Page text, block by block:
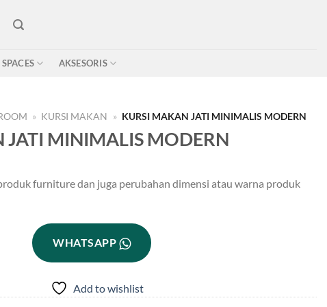
AKSESORIS
» KURSI MAKAN » KURSI MAKAN JATI MINIMALIS MODERN
JATI MINIMALIS MODERN
furniture dan juga perubahan dimensi atau warna produk
WHATSAPP
Add to wishlist